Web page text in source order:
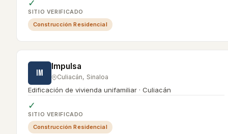
✓
SITIO VERIFICADO
Construcción Residencial
IM
Impulsa
Culiacán, Sinaloa
Edificación de vivienda unifamiliar · Culiacán
✓
SITIO VERIFICADO
Construcción Residencial